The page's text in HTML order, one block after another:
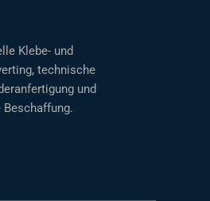
Klebe- und
technische
und
Beschaffung.